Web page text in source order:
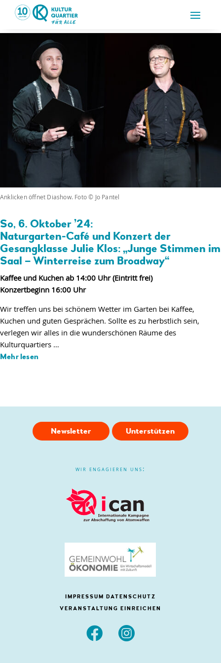
Anklicken öffnet Diashow. Foto © Jo Pantel
So, 6. Oktober ’24:
Naturgarten-Café und Konzert der
Gesangklasse Julie Klos: „Junge Stimmen im
Saal – Winterreise zum Broadway“
Kaffee und Kuchen ab 14:00 Uhr (Eintritt frei)
Konzertbeginn 16:00 Uhr
Wir treffen uns bei schönem Wetter im Garten bei Kaffee,
Kuchen und guten Gesprächen. Sollte es zu herbstlich sein,
verlegen wir alles in die wunderschönen Räume des
Kulturquartiers …
Mehr lesen
Newsletter Unterstützen
wir engagieren uns:
IMPRESSUM DATENSCHUTZ
VERANSTALTUNG EINREICHEN
 